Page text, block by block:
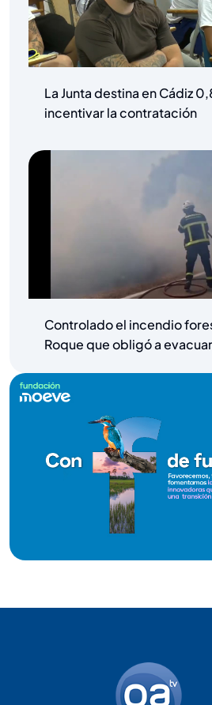
La Junta destina en Cádiz
incentivar la contratación
Controlado el incendio
Roque que obligó a